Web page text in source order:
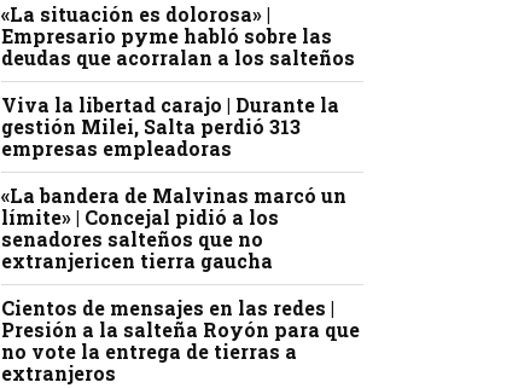
«La situación es dolorosa» |
Empresario pyme habló sobre las
deudas que acorralan a los salteños
Viva la libertad carajo | Durante la
gestión Milei, Salta perdió 313
empresas empleadoras
«La bandera de Malvinas marcó un
límite» | Concejal pidió a los
senadores salteños que no
extranjericen tierra gaucha
Cientos de mensajes en las redes |
Presión a la salteña Royón para que
no vote la entrega de tierras a
extranjeros